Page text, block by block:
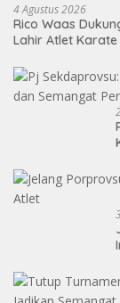
4 Agustus 2026
Rico Waas
Lahir Atlet Karate